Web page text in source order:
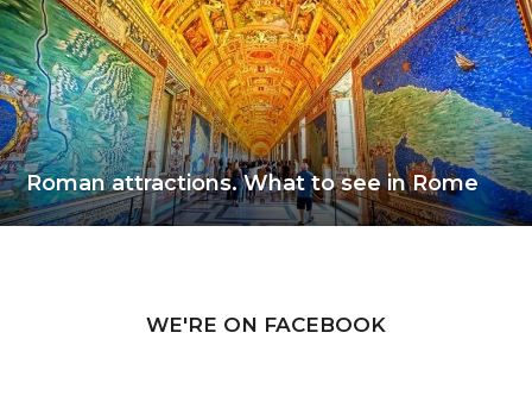
Roman attractions. What to see in Rome
WE'RE ON FACEBOOK